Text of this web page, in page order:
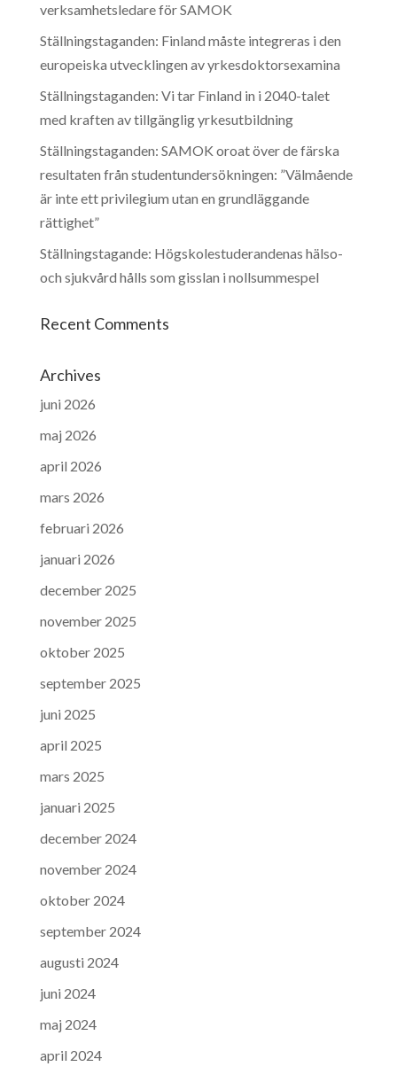
verksamhetsledare för SAMOK
Ställningstaganden: Finland måste integreras i den
europeiska utvecklingen av yrkesdoktorsexamina
Ställningstaganden: Vi tar Finland in i 2040-talet
med kraften av tillgänglig yrkesutbildning
Ställningstaganden: SAMOK oroat över de färska
resultaten från studentundersökningen: ”Välmående
är inte ett privilegium utan en grundläggande
rättighet”
Ställningstagande: Högskolestuderandenas hälso-
och sjukvård hålls som gisslan i nollsummespel
Recent Comments
Archives
juni 2026
maj 2026
april 2026
mars 2026
februari 2026
januari 2026
december 2025
november 2025
oktober 2025
september 2025
juni 2025
april 2025
mars 2025
januari 2025
december 2024
november 2024
oktober 2024
september 2024
augusti 2024
juni 2024
maj 2024
april 2024